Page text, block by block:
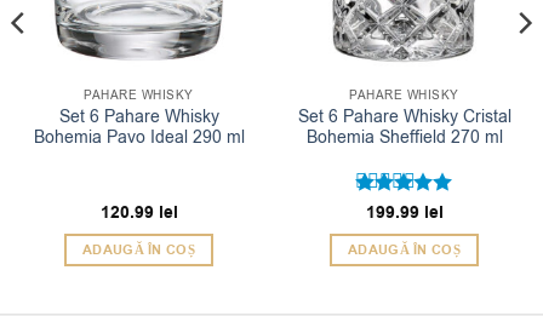
PAHARE WHISKY
Set 6 Pahare Whisky
Bohemia Pavo Ideal 290 ml
120.99 lei
ADAUGĂ ÎN COȘ
PAHARE WHISKY
Set 6 Pahare Whisky Cristal
Bohemia Sheffield 270 ml
Evaluat la
5din 5
199.99 lei
ADAUGĂ ÎN COȘ